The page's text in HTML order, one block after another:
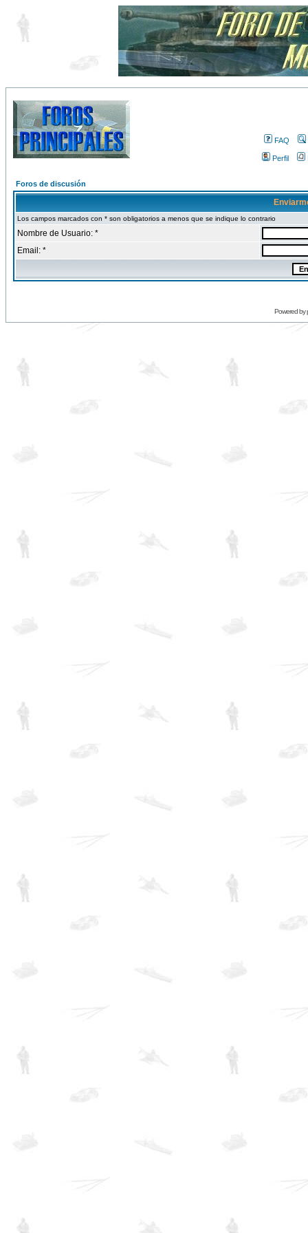
FAQ
Perfil
Foros de discusión
Los campos marcados con * son obligatorios a menos que se indique lo contrario
Nombre de Usuario: *
Email: *
Powered by